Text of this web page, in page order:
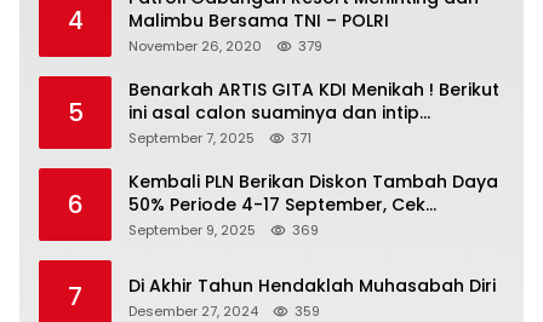
4
Malimbu Bersama TNI – POLRI
November 26, 2020 379
5
Benarkah ARTIS GITA KDI Menikah ! Berikut
ini asal calon suaminya dan intip
undangannya
September 7, 2025 371
6
Kembali PLN Berikan Diskon Tambah Daya
50% Periode 4-17 September, Cek
Ketentuannya!
September 9, 2025 369
7 Di Akhir Tahun Hendaklah Muhasabah Diri
Desember 27, 2024 359